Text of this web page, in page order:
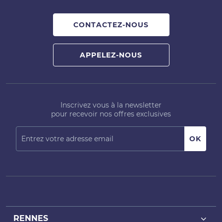
CONTACTEZ-NOUS
APPELEZ-NOUS
Inscrivez vous à la newsletter
pour recevoir nos offres exclusives
RENNES